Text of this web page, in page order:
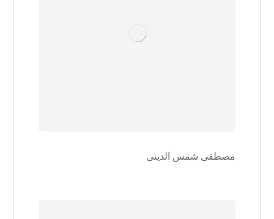
مصطفی شمس الدینی